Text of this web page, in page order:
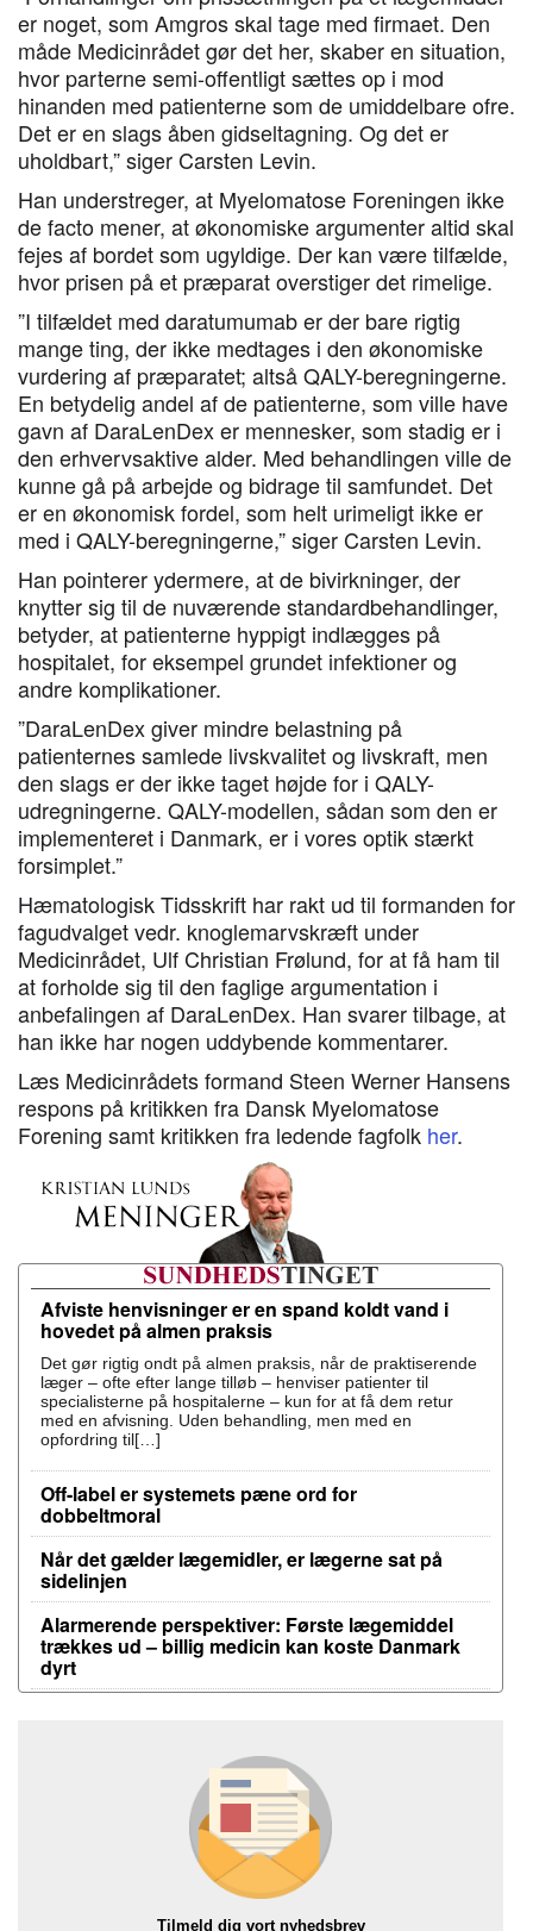
er noget, som Amgros skal tage med firmaet. Den
måde Medicinrådet gør det her, skaber en situation,
hvor parterne semi-offentligt sættes op i mod
hinanden med patienterne som de umiddelbare ofre.
Det er en slags åben gidseltagning. Og det er
uholdbart,” siger Carsten Levin.
Han understreger, at Myelomatose Foreningen ikke
de facto mener, at økonomiske argumenter altid skal
fejes af bordet som ugyldige. Der kan være tilfælde,
hvor prisen på et præparat overstiger det rimelige.
”I tilfældet med daratumumab er der bare rigtig
mange ting, der ikke medtages i den økonomiske
vurdering af præparatet; altså QALY-beregningerne.
En betydelig andel af de patienterne, som ville have
gavn af DaraLenDex er mennesker, som stadig er i
den erhvervsaktive alder. Med behandlingen ville de
kunne gå på arbejde og bidrage til samfundet. Det
er en økonomisk fordel, som helt urimeligt ikke er
med i QALY-beregningerne,” siger Carsten Levin.
Han pointerer ydermere, at de bivirkninger, der
knytter sig til de nuværende standardbehandlinger,
betyder, at patienterne hyppigt indlægges på
hospitalet, for eksempel grundet infektioner og
andre komplikationer.
”DaraLenDex giver mindre belastning på
patienternes samlede livskvalitet og livskraft, men
den slags er der ikke taget højde for i QALY-
udregningerne. QALY-modellen, sådan som den er
implementeret i Danmark, er i vores optik stærkt
forsimplet.”
Hæmatologisk Tidsskrift har rakt ud til formanden for
fagudvalget vedr. knoglemarvskræft under
Medicinrådet, Ulf Christian Frølund, for at få ham til
at forholde sig til den faglige argumentation i
anbefalingen af DaraLenDex. Han svarer tilbage, at
han ikke har nogen uddybende kommentarer.
Læs Medicinrådets formand Steen Werner Hansens
respons på kritikken fra Dansk Myelomatose
Forening samt kritikken fra ledende fagfolk her.
Afviste henvisninger er en spand koldt vand i
hovedet på almen praksis
Det gør rigtig ondt på almen praksis, når de praktiserende
læger – ofte efter lange tilløb – henviser patienter til
specialisterne på hospitalerne – kun for at få dem retur
med en afvisning. Uden behandling, men med en
opfordring til[…]
Off-label er systemets pæne ord for
dobbeltmoral
Når det gælder lægemidler, er lægerne sat på
sidelinjen
Alarmerende perspektiver: Første lægemiddel
trækkes ud – billig medicin kan koste Danmark
dyrt
Tilmeld dig vort nyhedsbrev